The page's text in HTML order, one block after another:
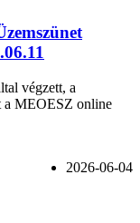
végzett, a
a MEOESZ online
2026-06-04